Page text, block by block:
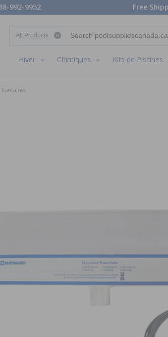
992-9952 Free
Hiver Chimiques Kits de Piscines
Fontaines